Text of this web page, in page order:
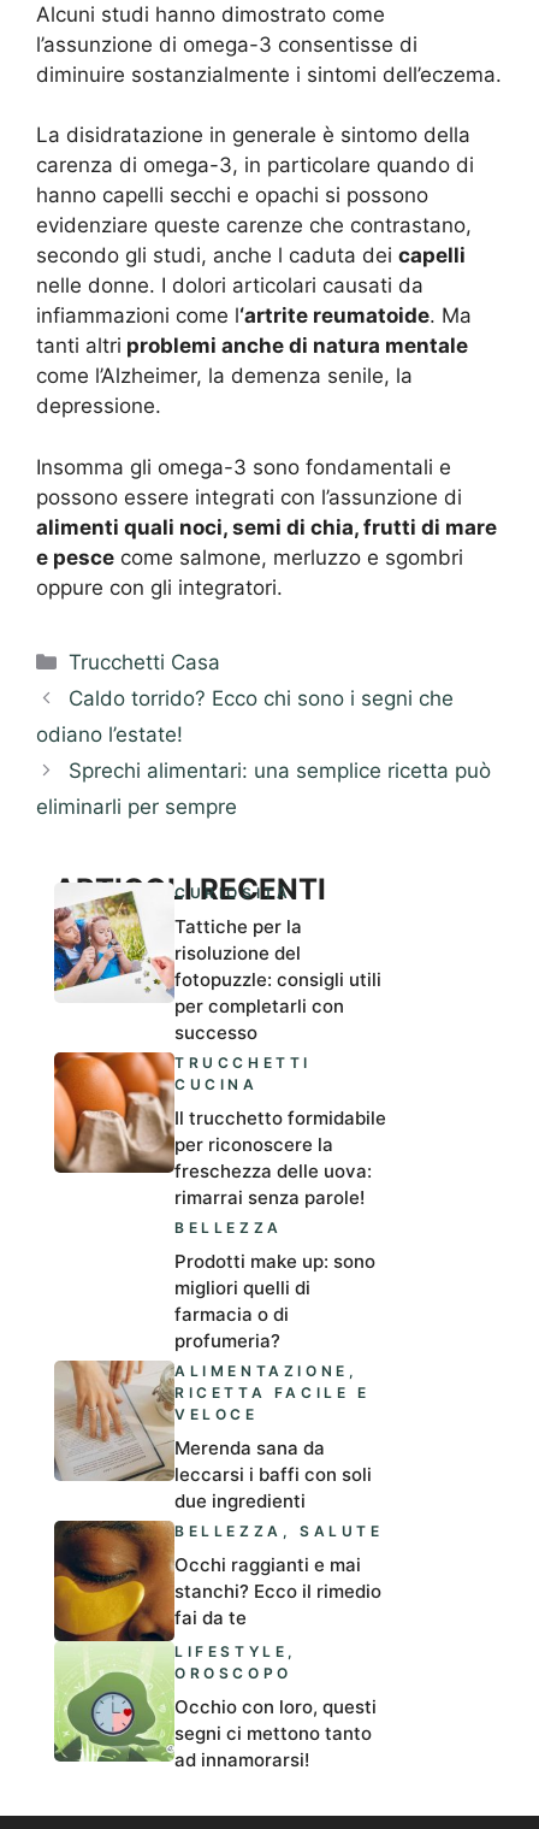
Alcuni studi hanno dimostrato come
l’assunzione di omega-3 consentisse di
diminuire sostanzialmente i sintomi dell’eczema.
La disidratazione in generale è sintomo della
carenza di omega-3, in particolare quando di
hanno capelli secchi e opachi si possono
evidenziare queste carenze che contrastano,
secondo gli studi, anche l caduta dei capelli
nelle donne. I dolori articolari causati da
infiammazioni come l‘artrite reumatoide. Ma
tanti altri problemi anche di natura mentale
come l’Alzheimer, la demenza senile, la
depressione.
Insomma gli omega-3 sono fondamentali e
possono essere integrati con l’assunzione di
alimenti quali noci, semi di chia, frutti di mare
e pesce come salmone, merluzzo e sgombri
oppure con gli integratori.
Categorie
Trucchetti Casa
Caldo torrido? Ecco chi sono i segni che
odiano l’estate!
Sprechi alimentari: una semplice ricetta può
eliminarli per sempre
ARTICOLI RECENTI
CURIOSITÀ
Tattiche per la
risoluzione del
fotopuzzle: consigli utili
per completarli con
successo
TRUCCHETTI
CUCINA
Il trucchetto formidabile
per riconoscere la
freschezza delle uova:
rimarrai senza parole!
BELLEZZA
Prodotti make up: sono
migliori quelli di
farmacia o di
profumeria?
ALIMENTAZIONE ,
RICETTA FACILE E
VELOCE
Merenda sana da
leccarsi i baffi con soli
due ingredienti
BELLEZZA ,SALUTE
Occhi raggianti e mai
stanchi? Ecco il rimedio
fai da te
LIFESTYLE ,
OROSCOPO
Occhio con loro, questi
segni ci mettono tanto
ad innamorarsi!